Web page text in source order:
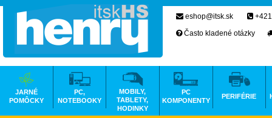
eshop@itsk.sk
Často kladené otázky
JARNÉ
POMÔCKY
PC,
NOTEBOOKY
MOBILY,
TABLETY,
HODINKY
PC
KOMPONENTY
PERIFÉRIE